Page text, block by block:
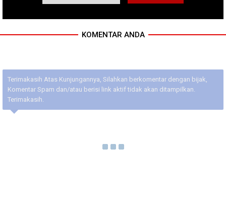
KOMENTAR ANDA
Terimakasih Atas Kunjungannya, Silahkan berkomentar dengan bijak,
Komentar Spam dan/atau berisi link aktif tidak akan ditampilkan.
Terimakasih.